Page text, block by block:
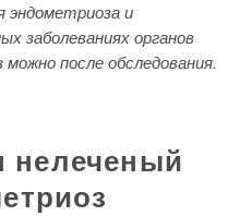
эндометриоза и
заболеваниях органов
после обследования.
нелеченый